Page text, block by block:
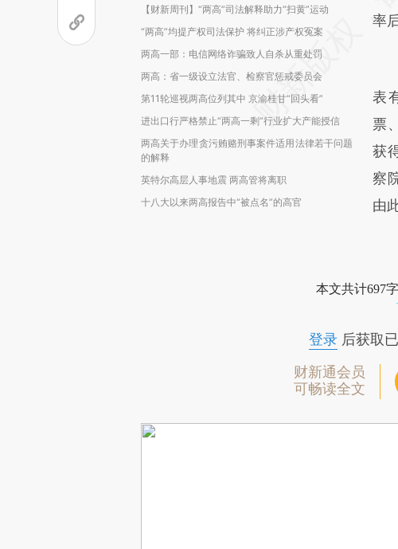
【财新周刊】“两高”司法解释助力“扫黄”运动
“两高”均提产权司法保护 将纠正涉产权冤案
两高一部：电信网络诈骗致人自杀从重处罚
两高：省一级设立法官、检察官惩戒委员会
第11轮巡视两高位列其中 京渝桂甘“回头看”
进出口行严格禁止“两高一剩”行业扩大产能授信
两高关于办理贪污贿赂刑事案件适用法律若干问题
的解释
英特尔高层人事地震 两高管将离职
十八大以来两高报告中“被点名”的高官
成
对
率
表
票
获
察
由
本文共计697
登录后获取
财新通会员
可畅读全文